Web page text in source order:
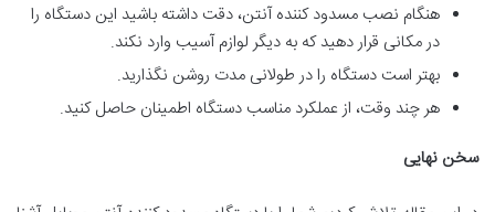
هنگام نصب مسدود کننده آنتن، دقت داشته باشید این دستگاه را
در مکانی قرار دهید که به دیگر لوازم آسیب وارد نکند.
بهتر است دستگاه را در طولانی مدت روشن نگذارید.
هر چند وقت، از عملکرد مناسب دستگاه اطمینان حاصل کنید.
سخن نهایی